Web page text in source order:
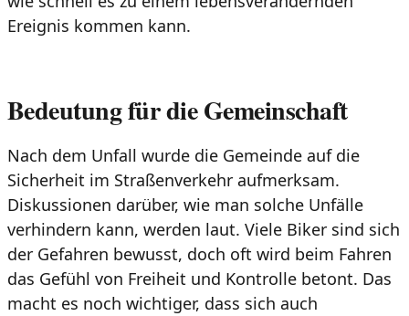
Ereignis kommen kann.
Bedeutung für die Gemeinschaft
Nach dem Unfall wurde die Gemeinde auf die
Sicherheit im Straßenverkehr aufmerksam.
Diskussionen darüber, wie man solche Unfälle
verhindern kann, werden laut. Viele Biker sind sich
der Gefahren bewusst, doch oft wird beim Fahren
das Gefühl von Freiheit und Kontrolle betont. Das
macht es noch wichtiger, dass sich auch